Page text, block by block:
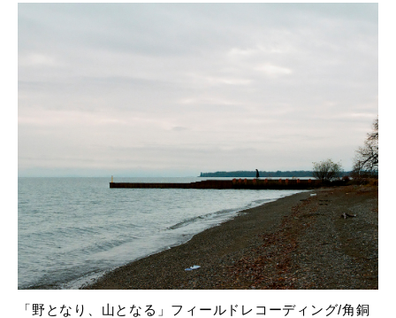
「野となり、山となる」フィールドレコーディング/角銅